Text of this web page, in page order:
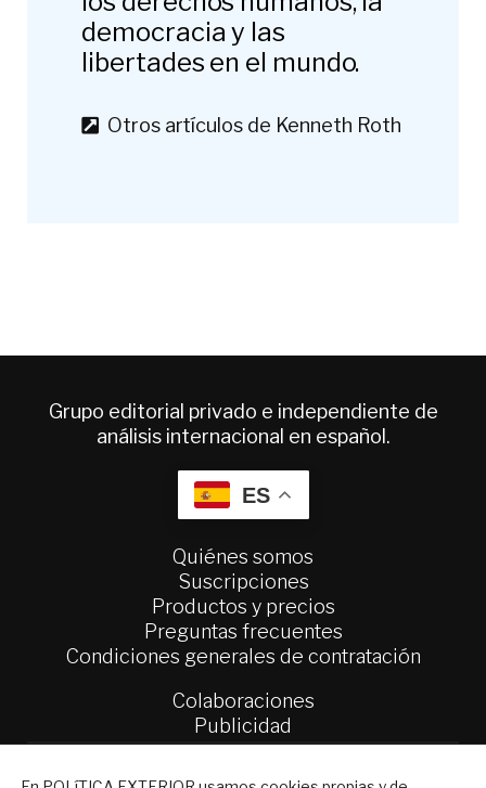
democracia y las
libertades en el mundo.
Otros artículos de Kenneth Roth
Grupo editorial privado e independiente de
análisis internacional en español.
ES
Quiénes somos
Suscripciones
Productos y precios
Preguntas frecuentes
Condiciones generales de contratación
Colaboraciones
Publicidad
Contacto